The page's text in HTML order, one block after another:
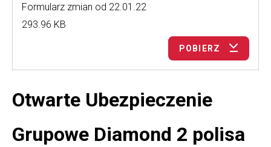
Formularz zmian od 22.01.22
293.96 KB
POBIERZ
Otwarte Ubezpieczenie
Grupowe Diamond 2 polisa